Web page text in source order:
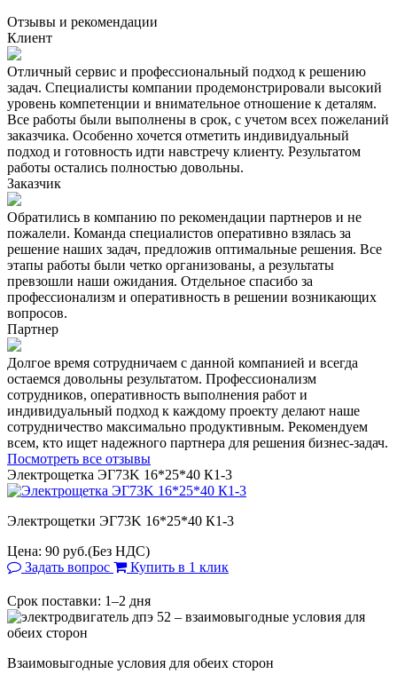
Отзывы и рекомендации
Клиент
Отличный сервис и профессиональный подход к решению
задач. Специалисты компании продемонстрировали высокий
уровень компетенции и внимательное отношение к деталям.
Все работы были выполнены в срок, с учетом всех пожеланий
заказчика. Особенно хочется отметить индивидуальный
подход и готовность идти навстречу клиенту. Результатом
работы остались полностью довольны.
Заказчик
Обратились в компанию по рекомендации партнеров и не
пожалели. Команда специалистов оперативно взялась за
решение наших задач, предложив оптимальные решения. Все
этапы работы были четко организованы, а результаты
превзошли наши ожидания. Отдельное спасибо за
профессионализм и оперативность в решении возникающих
вопросов.
Партнер
Долгое время сотрудничаем с данной компанией и всегда
остаемся довольны результатом. Профессионализм
сотрудников, оперативность выполнения работ и
индивидуальный подход к каждому проекту делают наше
сотрудничество максимально продуктивным. Рекомендуем
всем, кто ищет надежного партнера для решения бизнес-задач.
Посмотреть все отзывы
Электрощетка ЭГ73K 16*25*40 К1-3
Электрощетки ЭГ73K 16*25*40 К1-3
Цена: 90 руб.(Без НДС)
Задать вопрос
Купить в 1 клик
Срок поставки: 1–2 дня
Взаимовыгодные условия для обеих сторон